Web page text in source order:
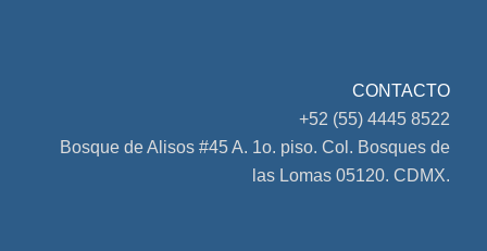
CONTACTO
+52 (55) 4445 8522
Bosque de Alisos #45 A. 1o. piso. Col. Bosques de
las Lomas 05120. CDMX.